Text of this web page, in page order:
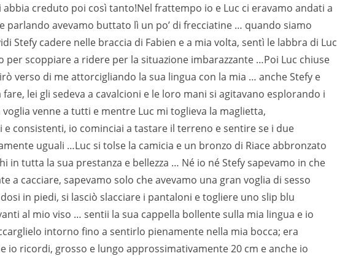
creduto poi così tanto!Nel frattempo io e Luc ci eravamo andati a
parlando avevamo buttato lì un po’ di frecciatine … quando siamo
Stefy cadere nelle braccia di Fabien e a mia volta, sentì le labbra di Luc
per scoppiare a ridere per la situazione imbarazzante …Poi Luc chiuse
verso di me attorcigliando la sua lingua con la mia … anche Stefy e
lei gli sedeva a cavalcioni e le loro mani si agitavano esplorando i
venne a tutti e mentre Luc mi toglieva la maglietta,
e consistenti, io cominciai a tastare il terreno e sentire se i due
uguali …Luc si tolse la camicia e un bronzo di Riace abbronzato
in tutta la sua prestanza e bellezza … Né io né Stefy sapevamo in che
a cacciare, sapevamo solo che avevamo una gran voglia di sesso
in piedi, si lasciò slacciare i pantaloni e togliere uno slip blu
al mio viso … sentii la sua cappella bollente sulla mia lingua e io
intorno fino a sentirlo pienamente nella mia bocca; era
io ricordi, grosso e lungo approssimativamente 20 cm e anche io